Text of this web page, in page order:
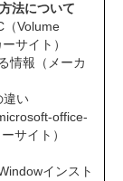
法について
（Volume
サイト）
情報（メーカ
違い
office-
サイト）
インスト